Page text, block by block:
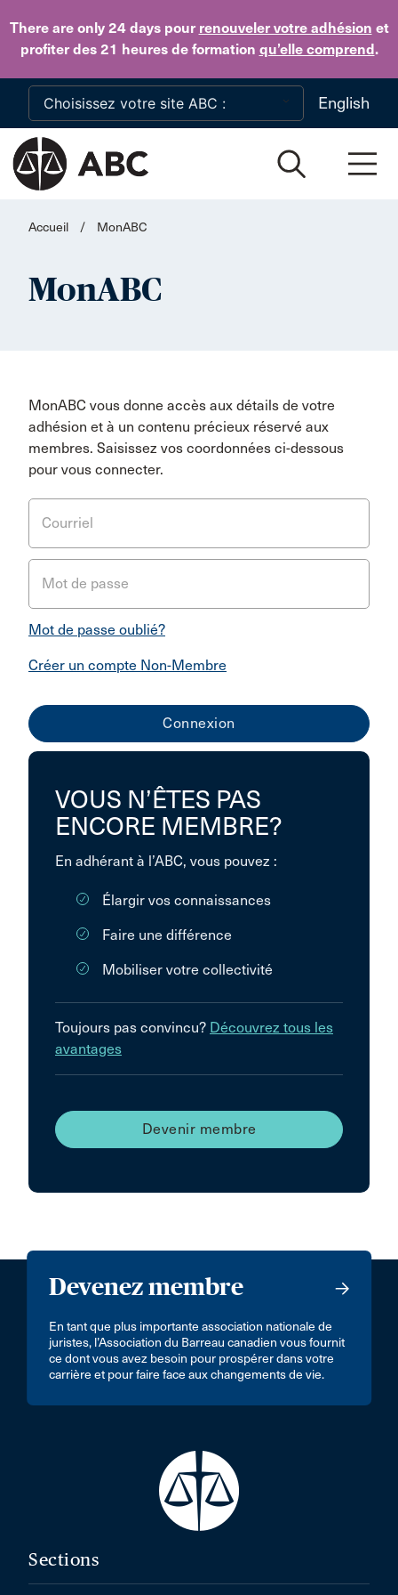
There are only 24 dayspour renouveler votre adhésion et
profiter des 21 heures de formation qu’elle comprend.
Skip to main content
English
Accueil / MonABC
MonABC
MonABC vous donne accès aux détails de votre
adhésion et à un contenu précieux réservé aux
membres. Saisissez vos coordonnées ci-dessous
pour vous connecter.
Courriel
Mot de passe
Mot de passe oublié?
Créer un compte Non-Membre
VOUS N’ÊTES PAS
ENCORE MEMBRE?
En adhérant à l’ABC, vous pouvez :
Élargir vos connaissances
Faire une différence
Mobiliser votre collectivité
Toujours pas convincu? Découvrez tous les
avantages
Devenir membre
Devenez membre
En tant que plus importante association nationale de
juristes, l’Association du Barreau canadien vous fournit
ce dont vous avez besoin pour prospérer dans votre
carrière et pour faire face aux changements de vie.
Sections